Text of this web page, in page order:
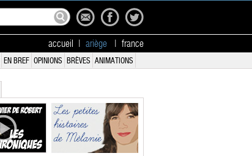
accueil ariège france
EN BREF OPINIONS BRÈVES ANIMATIONS